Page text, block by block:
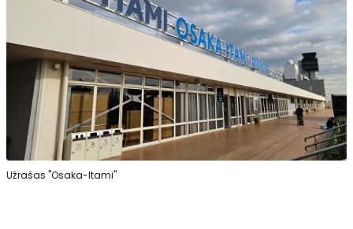
Užrašas "Osaka-Itami"